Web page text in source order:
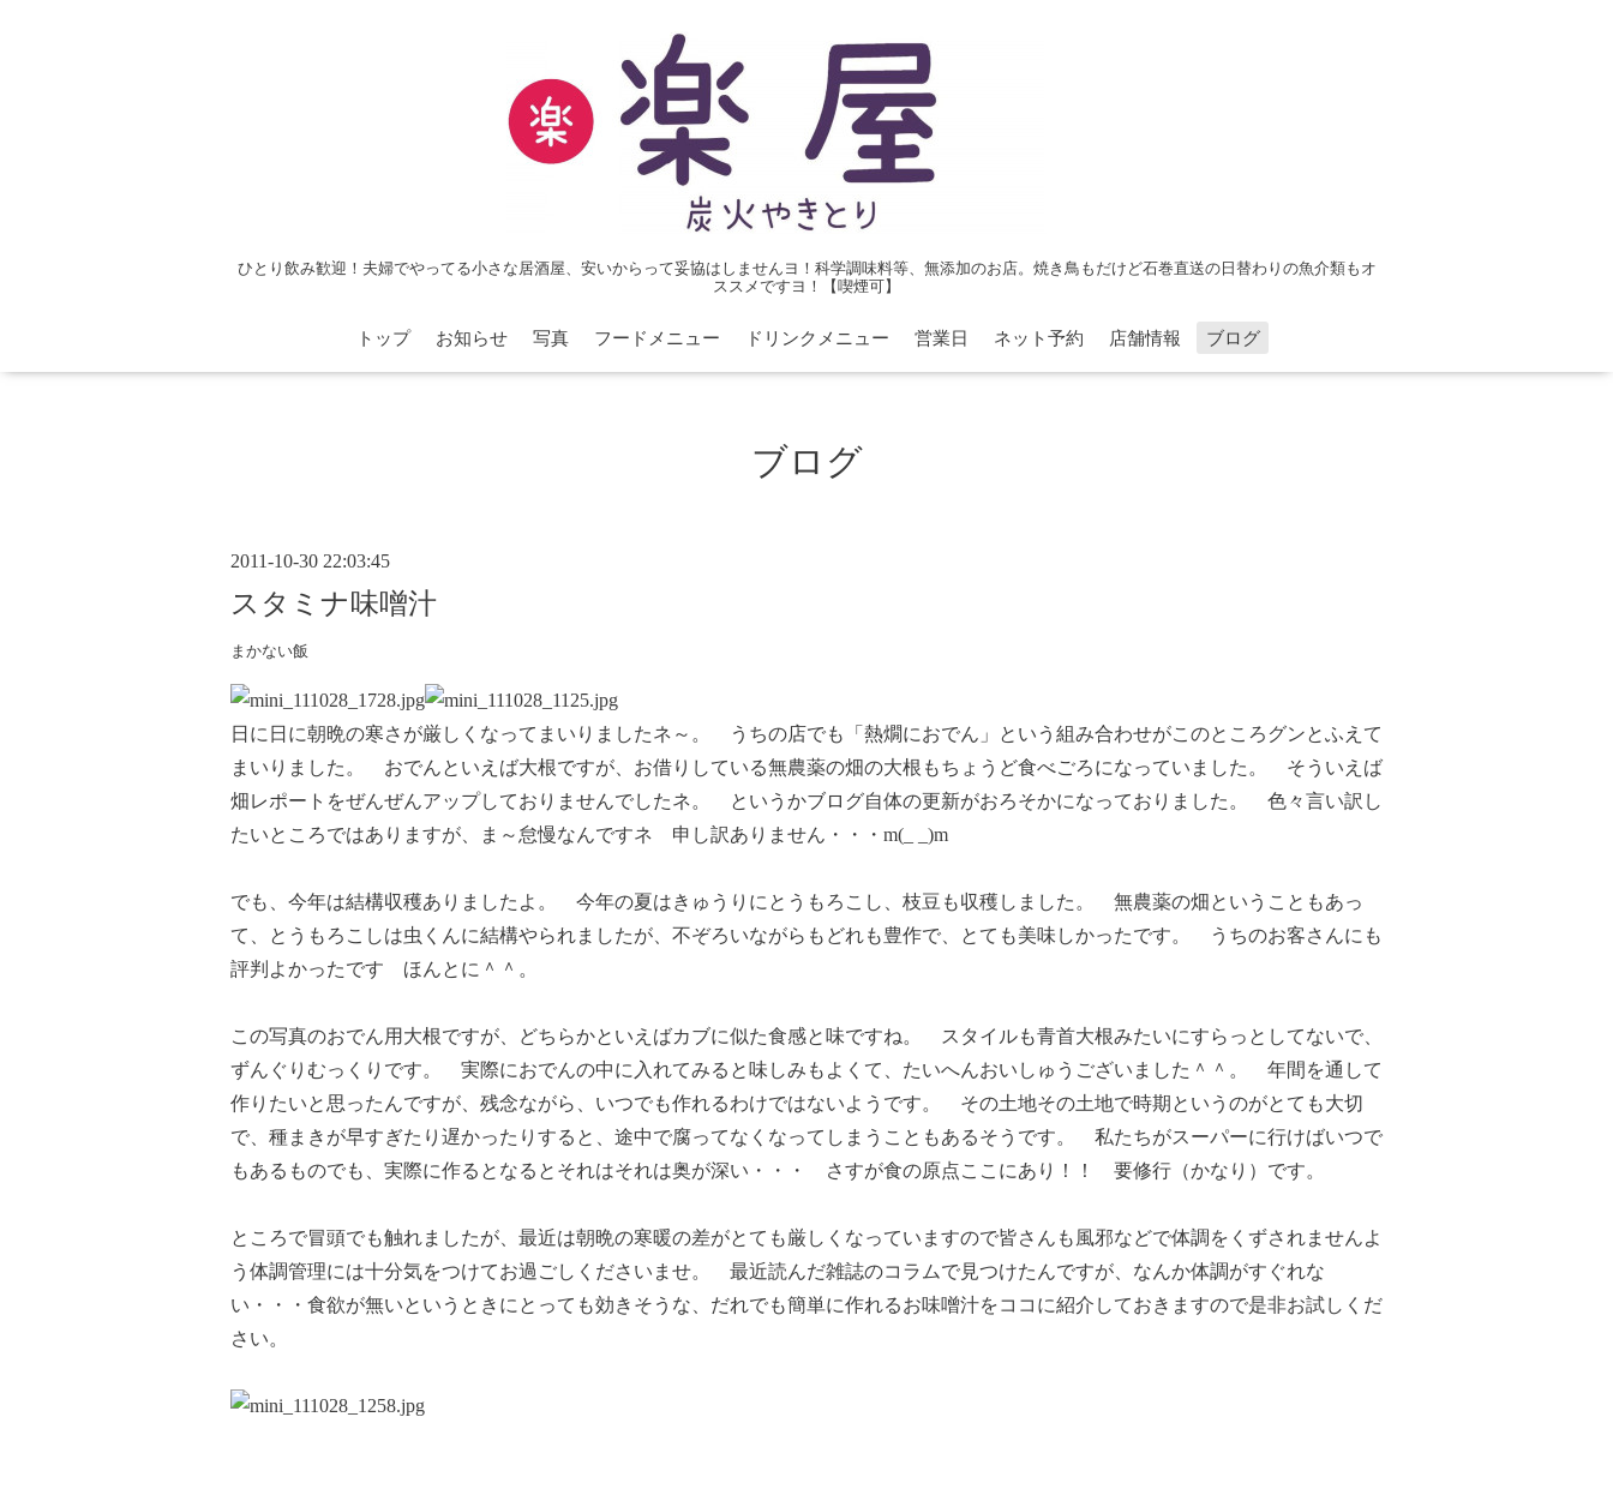
ひとり飲み歓迎！夫婦でやってる小さな居酒屋、安いからって妥協はしませんヨ！科学調味料等、無添加のお店。焼き鳥もだけど石巻直送の日替わりの魚介類もオ
ススメですヨ！【喫煙可】
トップ お知らせ 写真 フードメニュー ドリンクメニュー 営業日 ネット予約 店舗情報 ブログ
ブログ
2011-10-30 22:03:45
スタミナ味噌汁
まかない飯
日に日に朝晩の寒さが厳しくなってまいりましたネ～。 うちの店でも「熱燗におでん」という組み合わせがこのところグンとふえて
まいりました。 おでんといえば大根ですが、お借りしている無農薬の畑の大根もちょうど食べごろになっていました。 そういえば
畑レポートをぜんぜんアップしておりませんでしたネ。 というかブログ自体の更新がおろそかになっておりました。 色々言い訳し
たいところではありますが、ま～怠慢なんですネ 申し訳ありません・・・m(_ _)m
でも、今年は結構収穫ありましたよ。 今年の夏はきゅうりにとうもろこし、枝豆も収穫しました。 無農薬の畑ということもあっ
て、とうもろこしは虫くんに結構やられましたが、不ぞろいながらもどれも豊作で、とても美味しかったです。 うちのお客さんにも
評判よかったです ほんとに＾＾。
この写真のおでん用大根ですが、どちらかといえばカブに似た食感と味ですね。 スタイルも青首大根みたいにすらっとしてないで、
ずんぐりむっくりです。 実際におでんの中に入れてみると味しみもよくて、たいへんおいしゅうございました＾＾。 年間を通して
作りたいと思ったんですが、残念ながら、いつでも作れるわけではないようです。 その土地その土地で時期というのがとても大切
で、種まきが早すぎたり遅かったりすると、途中で腐ってなくなってしまうこともあるそうです。 私たちがスーパーに行けばいつで
もあるものでも、実際に作るとなるとそれはそれは奥が深い・・・ さすが食の原点ここにあり！！ 要修行（かなり）です。
ところで冒頭でも触れましたが、最近は朝晩の寒暖の差がとても厳しくなっていますので皆さんも風邪などで体調をくずされませんよ
う体調管理には十分気をつけてお過ごしくださいませ。 最近読んだ雑誌のコラムで見つけたんですが、なんか体調がすぐれな
い・・・食欲が無いというときにとっても効きそうな、だれでも簡単に作れるお味噌汁をココに紹介しておきますので是非お試しくだ
さい。